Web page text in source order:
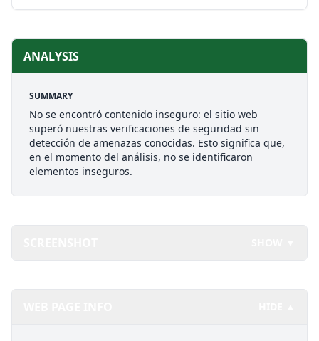
ANALYSIS
SUMMARY
No se encontró contenido inseguro: el sitio web
superó nuestras verificaciones de seguridad sin
detección de amenazas conocidas. Esto significa que,
en el momento del análisis, no se identificaron
elementos inseguros.